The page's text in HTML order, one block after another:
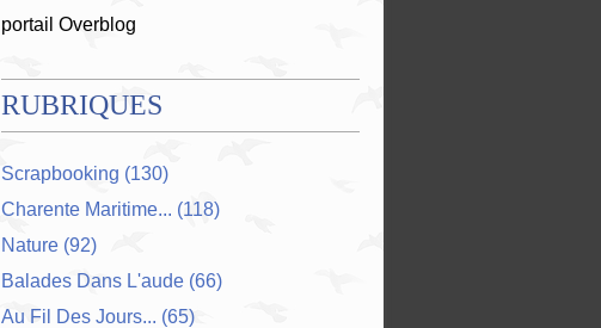
portail Overblog
RUBRIQUES
Scrapbooking (130)
Charente Maritime... (118)
Nature (92)
Balades Dans L'aude (66)
Au Fil Des Jours... (65)